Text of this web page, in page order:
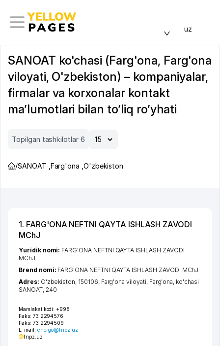
uz
SANOAT ko'chasi (Farg'ona, Farg'ona
viloyati, O'zbekiston) – kompaniyalar,
firmalar va korxonalar kontakt
ma’lumotlari bilan to’liq ro’yhati
Topilgan tashkilotlar 6
/SANOAT Farg'ona ,O'zbekiston
1. FARG'ONA NEFTNI QAYTA ISHLASH ZAVODI
MChJ
Mamlakat kodi: +998
Faks: 73 2294576
Faks: 73 2294509
E-mail: energo@fnpz.uz
fnpz.uz
Yuridik nomi: FARG'ONA NEFTNI QAYTA ISHLASH ZAVODI
MChJ
Brend nomi: FARG'ONA NEFTNI QAYTA ISHLASH ZAVODI MChJ
Adres: O'zbekiston, 150106, Farg'ona viloyati, Farg'ona, ko'chasi
SANOAT, 240